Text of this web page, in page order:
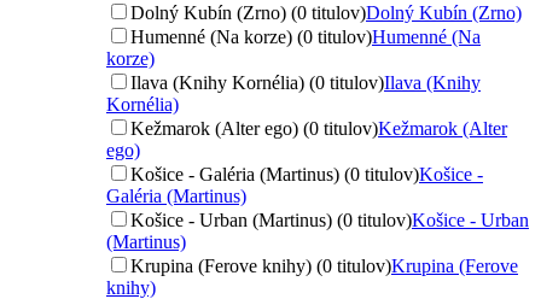
Dolný Kubín (Zrno) (0 titulov)Dolný Kubín (Zrno)
Humenné (Na korze) (0 titulov)Humenné (Na
korze)
Ilava (Knihy Kornélia) (0 titulov)Ilava (Knihy
Kornélia)
Kežmarok (Alter ego) (0 titulov)Kežmarok (Alter
ego)
Košice - Galéria (Martinus) (0 titulov)Košice -
Galéria (Martinus)
Košice - Urban (Martinus) (0 titulov)Košice - Urban
(Martinus)
Krupina (Ferove knihy) (0 titulov)Krupina (Ferove
knihy)